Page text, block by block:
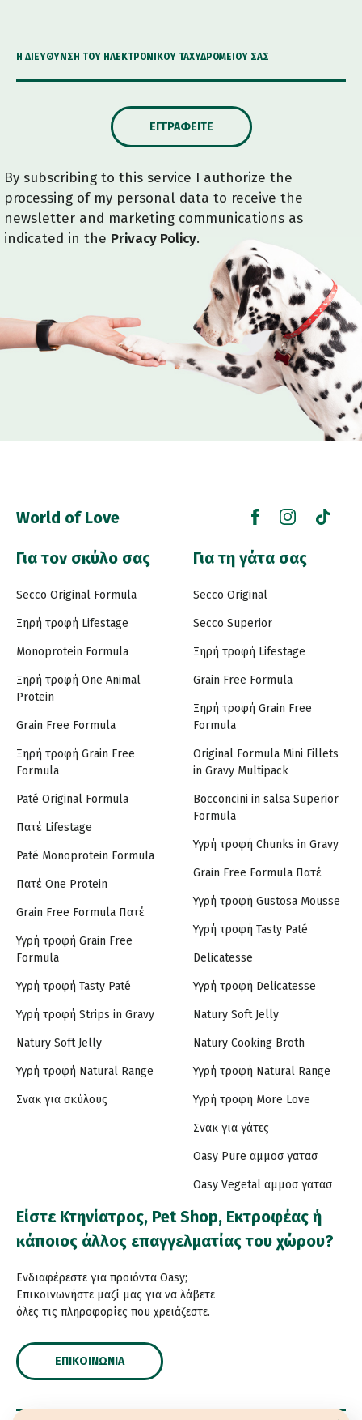
Η ΔΙΕΎΘΥΝΣΗ ΤΟΥ ΗΛΕΚΤΡΟΝΙΚΟΎ ΤΑΧΥΔΡΟΜΕΊΟΥ ΣΑΣ
ΕΓΓΡΑΦΕΊΤΕ
By subscribing to this service I authorize the
processing of my personal data to receive the
newsletter and marketing communications as
indicated in the Privacy Policy.
World of Love
Για τον σκύλο σας
Secco Original Formula
Ξηρή τροφή Lifestage
Monoprotein Formula
Ξηρή τροφή One Animal
Protein
Grain Free Formula
Ξηρή τροφή Grain Free
Formula
Paté Original Formula
Πατέ Lifestage
Paté Monoprotein Formula
Πατέ One Protein
Grain Free Formula Πατέ
Υγρή τροφή Grain Free
Formula
Υγρή τροφή Tasty Paté
Υγρή τροφή Strips in Gravy
Natury Soft Jelly
Υγρή τροφή Natural Range
Σνακ για σκύλους
Για τη γάτα σας
Secco Original
Secco Superior
Ξηρή τροφή Lifestage
Grain Free Formula
Ξηρή τροφή Grain Free
Formula
Original Formula Mini Fillets
in Gravy Multipack
Bocconcini in salsa Superior
Formula
Υγρή τροφή Chunks in Gravy
Grain Free Formula Πατέ
Υγρή τροφή Gustosa Mousse
Υγρή τροφή Tasty Paté
Delicatesse
Υγρή τροφή Delicatesse
Natury Soft Jelly
Natury Cooking Broth
Υγρή τροφή Natural Range
Υγρή τροφή More Love
Σνακ για γάτες
Oasy Pure αμμοσ γατασ
Oasy Vegetal αμμοσ γατασ
Είστε Κτηνίατρος, Pet Shop, Εκτροφέας ή
κάποιος άλλος επαγγελματίας του χώρου?
Ενδιαφέρεστε για προϊόντα Oasy;
Επικοινωνήστε μαζί μας για να λάβετε
όλες τις πληροφορίες που χρειάζεστε.
ΕΠΙΚΟΙΝΩΝΊΑ